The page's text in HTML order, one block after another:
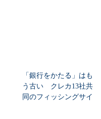
「銀行をかたる」はも
う古い クレカ13社共
同のフィッシングサイ